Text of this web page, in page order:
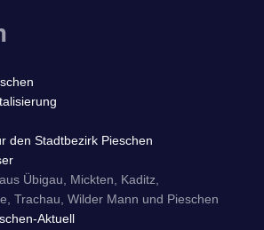
den Stadtbezirk Pieschen
Übigau, Mickten, Kaditz,
Trachau, Wilder Mann und Pieschen
Aktuell